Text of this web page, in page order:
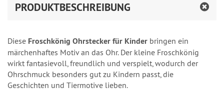
PRODUKTBESCHREIBUNG
Diese Froschkönig Ohrstecker für Kinder bringen ein
märchenhaftes Motiv an das Ohr. Der kleine Froschkönig
wirkt fantasievoll, freundlich und verspielt, wodurch der
Ohrschmuck besonders gut zu Kindern passt, die
Geschichten und Tiermotive lieben.